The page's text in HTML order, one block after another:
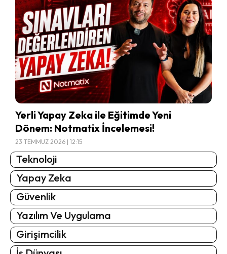
Yerli Yapay Zeka ile Eğitimde Yeni
Dönem: Notmatix İncelemesi!
23 TEMMUZ 2026 | 12:15
Teknoloji
Yapay Zeka
Güvenlik
Yazılım Ve Uygulama
Girişimcilik